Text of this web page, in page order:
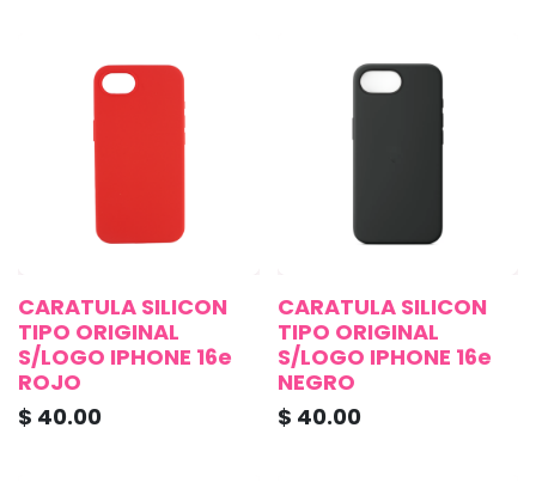
CARATULA SILICON
TIPO ORIGINAL
S/LOGO IPHONE 16e
ROJO
$ 40.00
CARATULA SILICON
TIPO ORIGINAL
S/LOGO IPHONE 16e
NEGRO
$ 40.00